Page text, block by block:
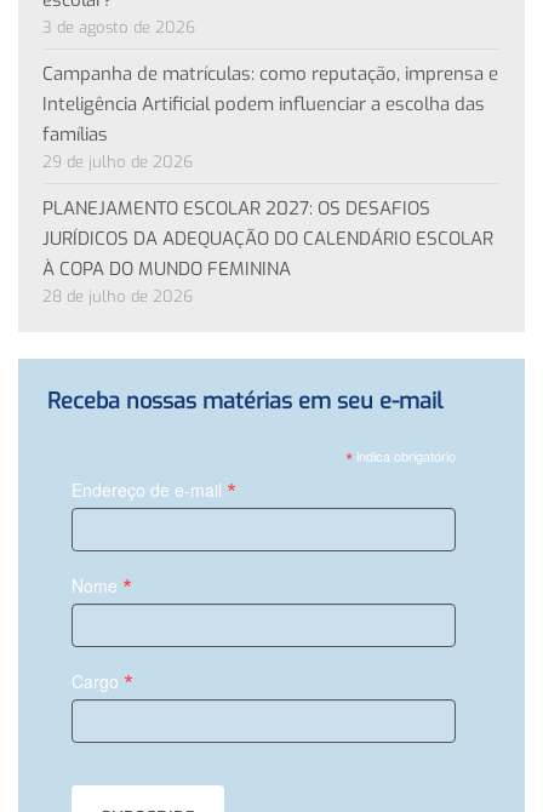
3 de agosto de 2026
Campanha de matrículas: como reputação, imprensa e
Inteligência Artificial podem influenciar a escolha das
famílias
29 de julho de 2026
PLANEJAMENTO ESCOLAR 2027: OS DESAFIOS
JURÍDICOS DA ADEQUAÇÃO DO CALENDÁRIO ESCOLAR
À COPA DO MUNDO FEMININA
28 de julho de 2026
Receba nossas matérias em seu e-mail
*indica obrigatório
Endereço de e-mail *
Nome *
Cargo *